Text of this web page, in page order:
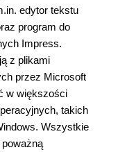
edytor tekstu
program do
Impress.
z plikami
przez Microsoft
w większości
takich
Wszystkie